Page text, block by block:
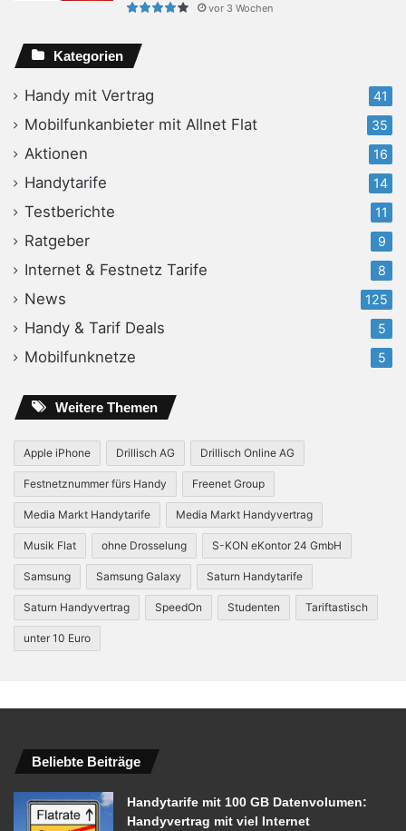
vor 3 Wochen
Kategorien
Handy mit Vertrag 41
Mobilfunkanbieter mit Allnet Flat 35
Aktionen 16
Handytarife 14
Testberichte 11
Ratgeber 9
Internet & Festnetz Tarife 8
News 125
Handy & Tarif Deals 5
Mobilfunknetze 5
Weitere Themen
Apple iPhone Drillisch AG Drillisch Online AG
Festnetznummer fürs Handy Freenet Group
Media Markt Handytarife Media Markt Handyvertrag
Musik Flat ohne Drosselung S-KON eKontor 24 GmbH
Samsung Samsung Galaxy Saturn Handytarife
Saturn Handyvertrag SpeedOn Studenten Tariftastisch
unter 10 Euro
Beliebte Beiträge
Handytarife mit 100 GB Datenvolumen:
Handyvertrag mit viel Internet